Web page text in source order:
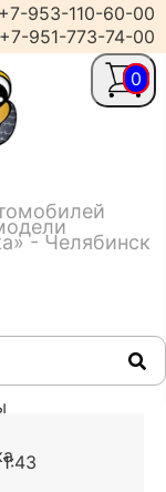
- Челябинск
+7-953-110-60-00
+7-951-773-74-00
0